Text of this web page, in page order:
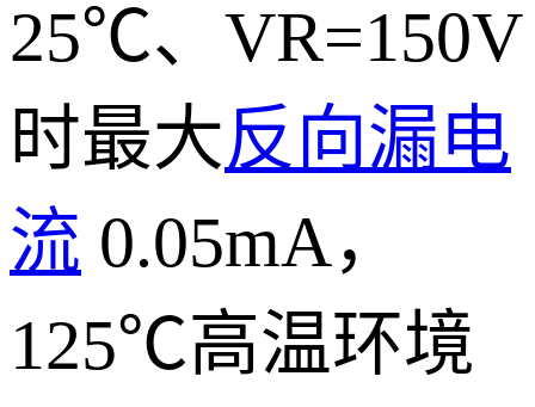
25℃、VR=150V
时最大反向漏电
流 0.05mA，
125℃高温环境